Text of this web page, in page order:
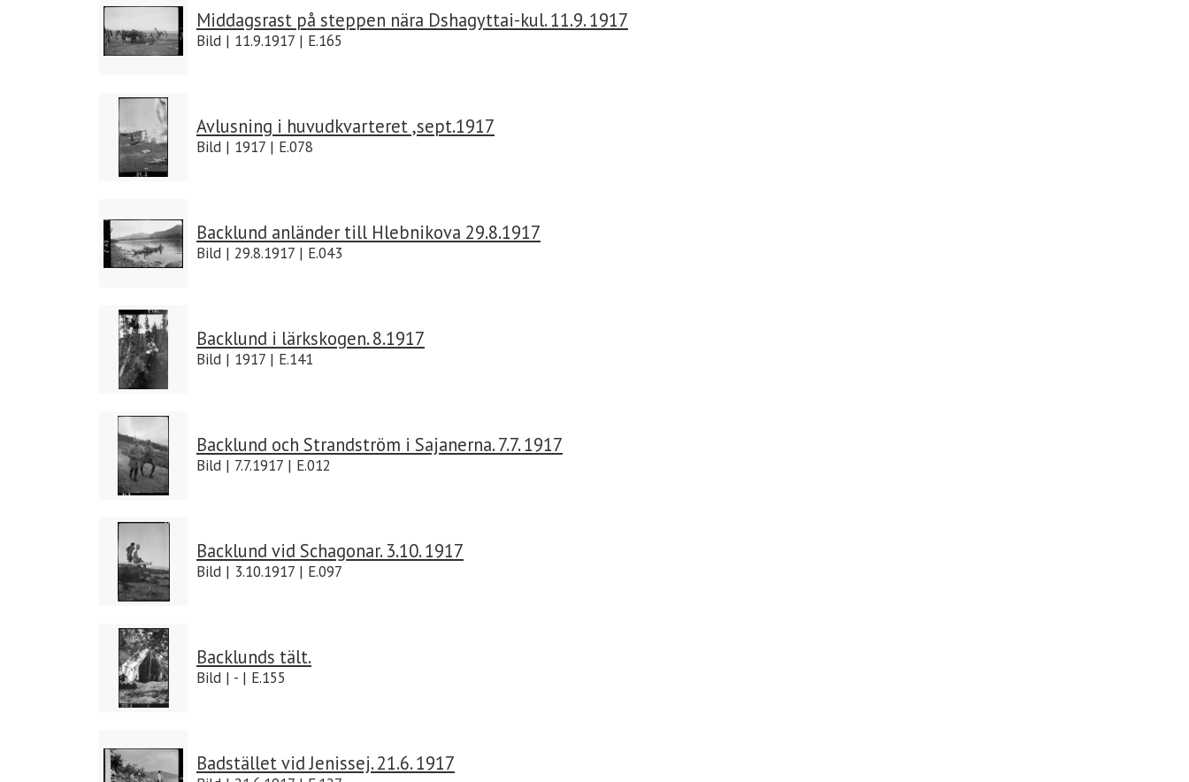
Middagsrast på steppen nära Dshagyttai-kul. 11.9. 1917
Bild | 11.9.1917 | E.165
Avlusning i huvudkvarteret ,sept.1917
Bild | 1917 | E.078
Backlund anländer till Hlebnikova 29.8.1917
Bild | 29.8.1917 | E.043
Backlund i lärkskogen. 8.1917
Bild | 1917 | E.141
Backlund och Strandström i Sajanerna. 7.7. 1917
Bild | 7.7.1917 | E.012
Backlund vid Schagonar. 3.10. 1917
Bild | 3.10.1917 | E.097
Backlunds tält.
Bild | - | E.155
Badstället vid Jenissej. 21.6. 1917